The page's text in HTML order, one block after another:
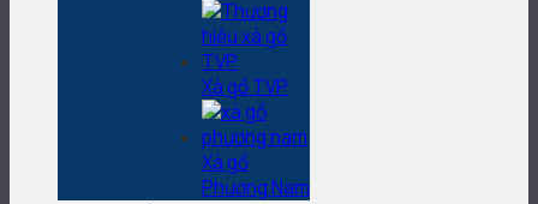
Xà gồ TVP
Xà gồ
Phương Nam